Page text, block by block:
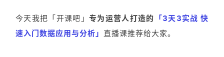
今天我把「开课吧」 专为运营人打造的 「3天3实战 快
速入门数据应用与分析」 直播课推荐给大家。